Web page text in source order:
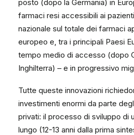
posto (dopo la Germania) in
farmaci resi accessibili ai
nazionale sul totale dei farmaci
europeo e, tra i principali Paesi
tempo medio di accesso (dopo
Inghilterra) – e in progressivo
Tutte queste innovazioni
investimenti enormi da parte
privati: il processo di sviluppo di
lungo (12-13 anni dalla prima